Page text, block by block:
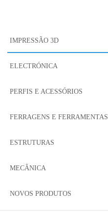
IMPRESSÃO 3D
ELECTRÓNICA
PERFIS E ACESSÓRIOS
FERRAGENS E FERRAMENTAS
ESTRUTURAS
MECÂNICA
NOVOS PRODUTOS